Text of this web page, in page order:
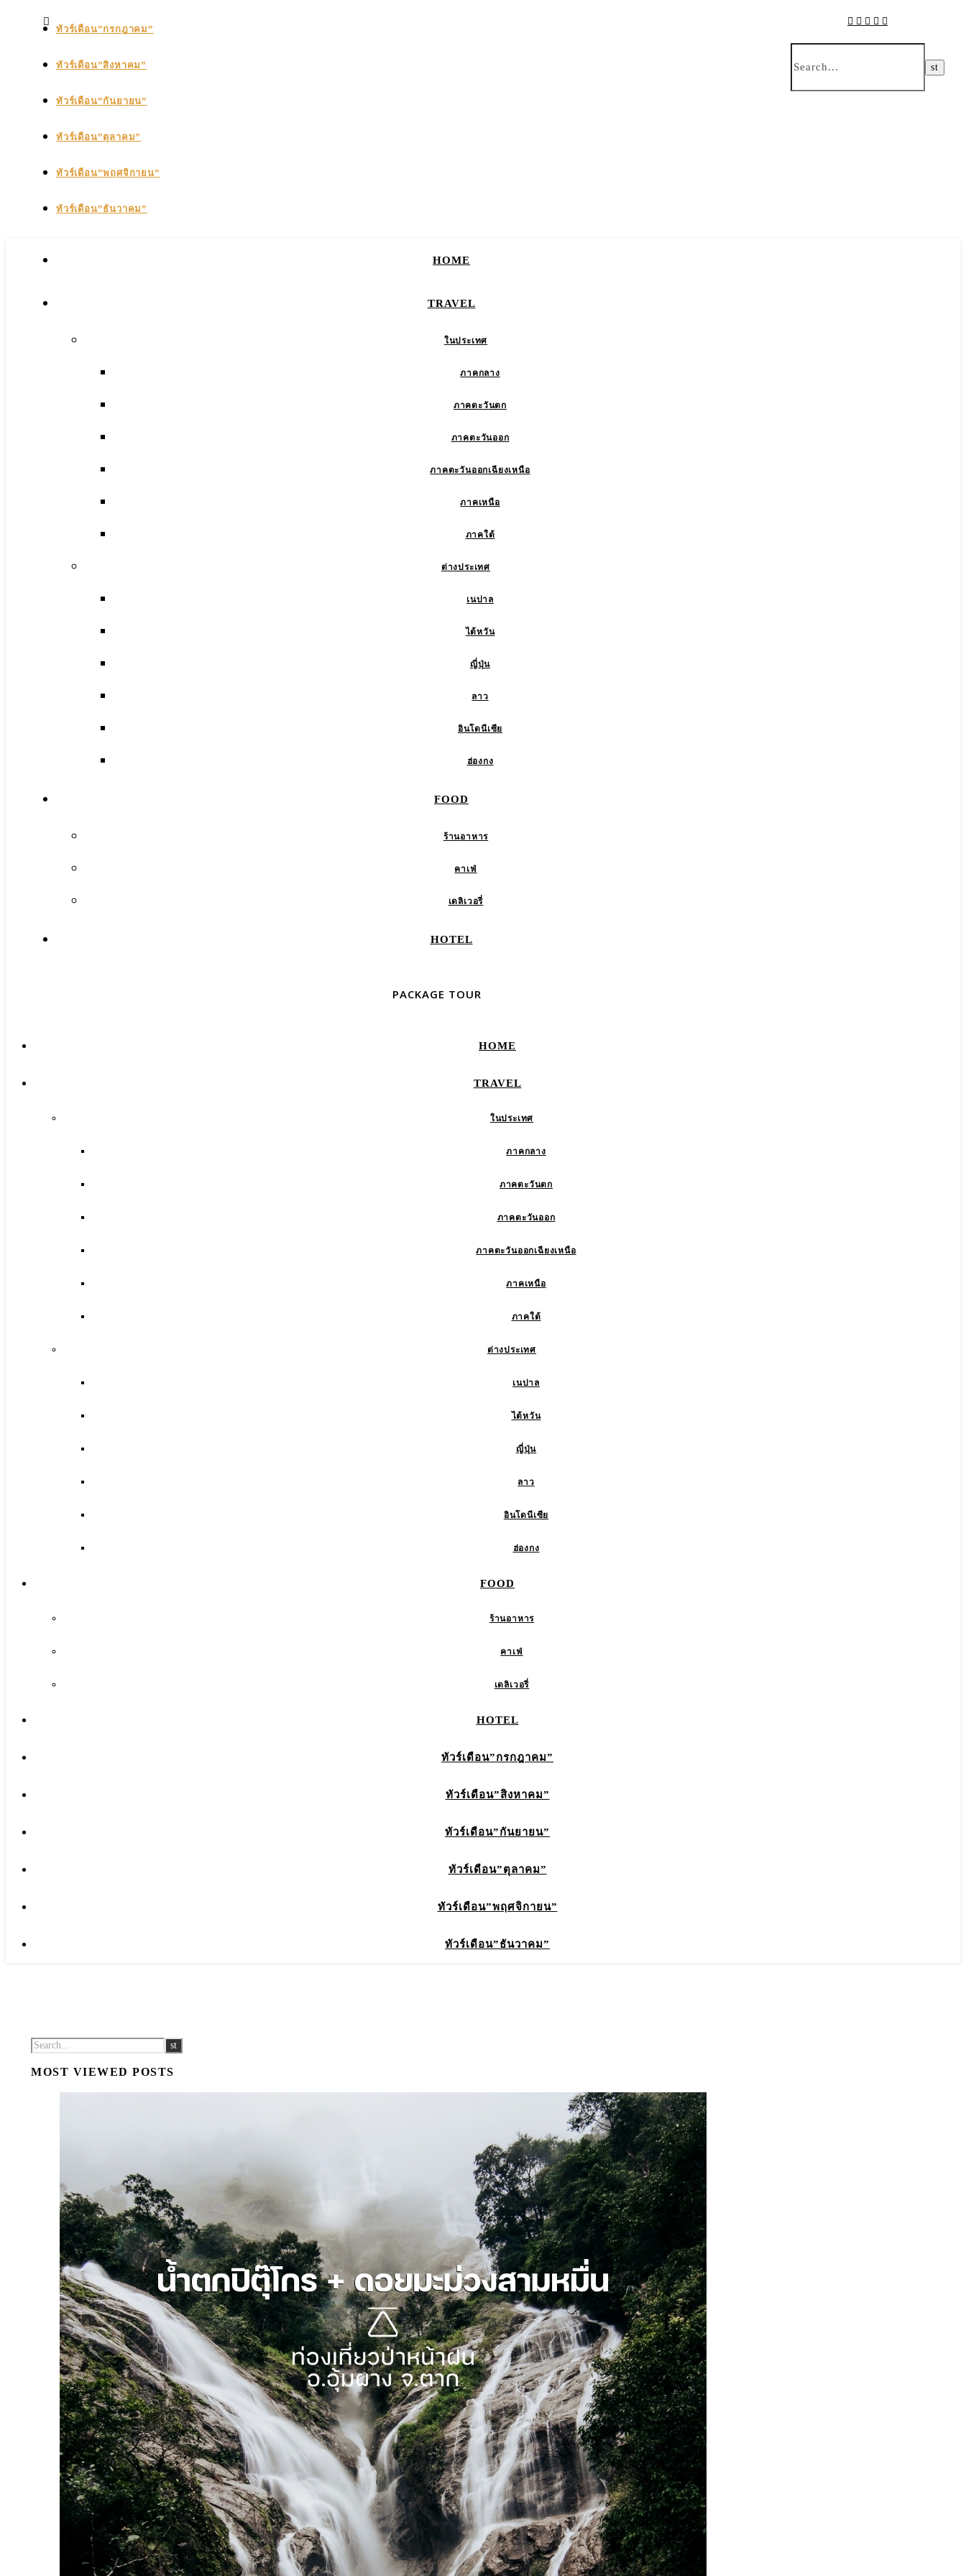
ทัวร์เดือน”กรกฎาคม”
ทัวร์เดือน”สิงหาคม”
ทัวร์เดือน”กันยายน”
ทัวร์เดือน”ตุลาคม”
ทัวร์เดือน”พฤศจิกายน”
ทัวร์เดือน”ธันวาคม”
HOME
TRAVEL
ในประเทศ
ภาคกลาง
ภาคตะวันตก
ภาคตะวันออก
ภาคตะวันออกเฉียงเหนือ
ภาคเหนือ
ภาคใต้
ต่างประเทศ
เนปาล
ไต้หวัน
ญี่ปุ่น
ลาว
อินโดนีเซีย
ฮ่องกง
FOOD
ร้านอาหาร
คาเฟ่
เดลิเวอรี่
HOTEL
PACKAGE TOUR
HOME
TRAVEL
ในประเทศ
ภาคกลาง
ภาคตะวันตก
ภาคตะวันออก
ภาคตะวันออกเฉียงเหนือ
ภาคเหนือ
ภาคใต้
ต่างประเทศ
เนปาล
ไต้หวัน
ญี่ปุ่น
ลาว
อินโดนีเซีย
ฮ่องกง
FOOD
ร้านอาหาร
คาเฟ่
เดลิเวอรี่
HOTEL
ทัวร์เดือน”กรกฎาคม”
ทัวร์เดือน”สิงหาคม”
ทัวร์เดือน”กันยายน”
ทัวร์เดือน”ตุลาคม”
ทัวร์เดือน”พฤศจิกายน”
ทัวร์เดือน”ธันวาคม”
MOST VIEWED POSTS